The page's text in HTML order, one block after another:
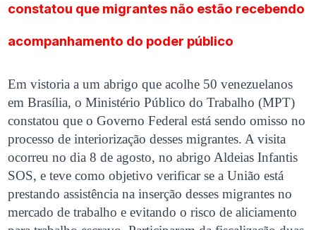
constatou que migrantes não estão recebendo
acompanhamento do poder público
Em vistoria a um abrigo que acolhe 50 venezuelanos
em Brasília, o Ministério Público do Trabalho (MPT)
constatou que o Governo Federal está sendo omisso no
processo de interiorização desses migrantes. A visita
ocorreu no dia 8 de agosto, no abrigo Aldeias Infantis
SOS, e teve como objetivo verificar se a União está
prestando assistência na inserção desses migrantes no
mercado de trabalho e evitando o risco de aliciamento